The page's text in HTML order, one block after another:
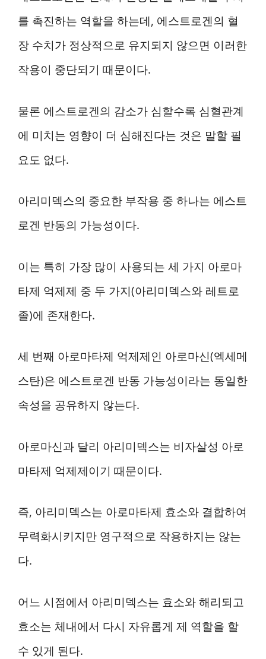
를 촉진하는 역할을 하는데, 에스트로겐의 혈
장 수치가 정상적으로 유지되지 않으면 이러한
작용이 중단되기 때문이다.
물론 에스트로겐의 감소가 심할수록 심혈관계
에 미치는 영향이 더 심해진다는 것은 말할 필
요도 없다.
아리미덱스의 중요한 부작용 중 하나는 에스트
로겐 반동의 가능성이다.
이는 특히 가장 많이 사용되는 세 가지 아로마
타제 억제제 중 두 가지(아리미덱스와 레트로
졸)에 존재한다.
세 번째 아로마타제 억제제인 아로마신(엑세메
스탄)은 에스트로겐 반동 가능성이라는 동일한
속성을 공유하지 않는다.
아로마신과 달리 아리미덱스는 비자살성 아로
마타제 억제제이기 때문이다.
즉, 아리미덱스는 아로마타제 효소와 결합하여
무력화시키지만 영구적으로 작용하지는 않는
다.
어느 시점에서 아리미덱스는 효소와 해리되고
효소는 체내에서 다시 자유롭게 제 역할을 할
수 있게 된다.